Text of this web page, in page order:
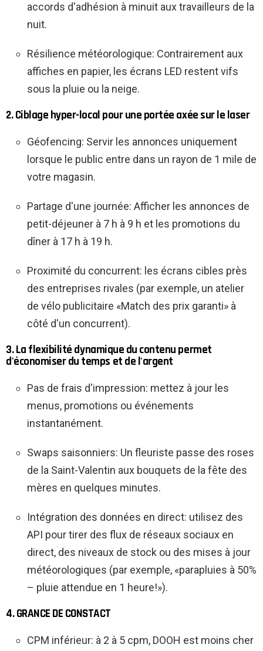
accords d'adhésion à minuit aux travailleurs de la
nuit.
Résilience météorologique: Contrairement aux
affiches en papier, les écrans LED restent vifs
sous la pluie ou la neige.
2. Ciblage hyper-local pour une portée axée sur le laser
Géofencing: Servir les annonces uniquement
lorsque le public entre dans un rayon de 1 mile de
votre magasin.
Partage d'une journée: Afficher les annonces de
petit-déjeuner à 7 h à 9 h et les promotions du
dîner à 17 h à 19 h.
Proximité du concurrent: les écrans cibles près
des entreprises rivales (par exemple, un atelier
de vélo publicitaire «Match des prix garanti» à
côté d'un concurrent).
3. La flexibilité dynamique du contenu permet
d'économiser du temps et de l'argent
Pas de frais d'impression: mettez à jour les
menus, promotions ou événements
instantanément.
Swaps saisonniers: Un fleuriste passe des roses
de la Saint-Valentin aux bouquets de la fête des
mères en quelques minutes.
Intégration des données en direct: utilisez des
API pour tirer des flux de réseaux sociaux en
direct, des niveaux de stock ou des mises à jour
météorologiques (par exemple, «parapluies à 50%
– pluie attendue en 1 heure!»).
4. GRANCE DE CONSTACT
CPM inférieur: à 2 à 5 cpm, DOOH est moins cher